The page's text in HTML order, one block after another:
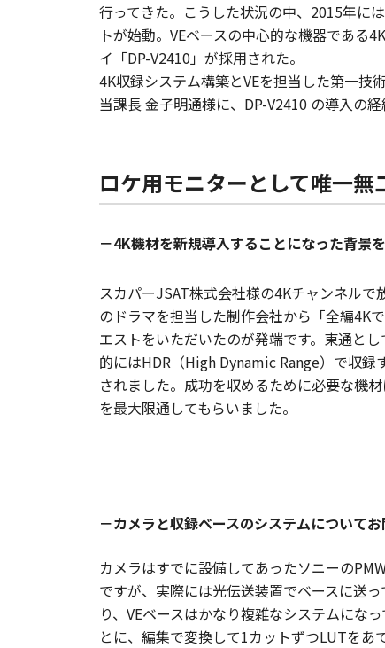
行ってきた。こうした状況の中、2015年に
トが始動。VEベースの中心的な機器である
イ「DP-V2410」が採用された。
4K収録システム構築とVEを担当した第一技
当課長 金子明通様に、DP-V2410 の導入の経
ロケ用モニターとして唯一無
－4K機材を新規導入することになった背景
スカパーJSAT株式会社様の4Kチャンネル
のドラマを担当した制作会社から「全編4K
エストをいただいたのが発端です。東通と
的にはHDR（High Dynamic Range）で収
されました。成功を収めるために必要な機
を最大限通してもらいました。
－カメラと収録ベースのシステムについてお
カメラはすでに設備してあったソニーの
ですが、実際には光伝送装置でベースに送
り、VEベースはかなり複雑なシステムにな
とに、編集で変換して1カットずつLUTをあ